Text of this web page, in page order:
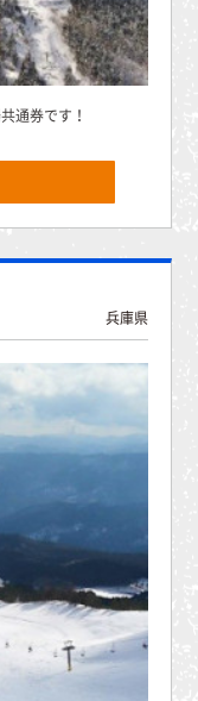
通券です！
兵庫県